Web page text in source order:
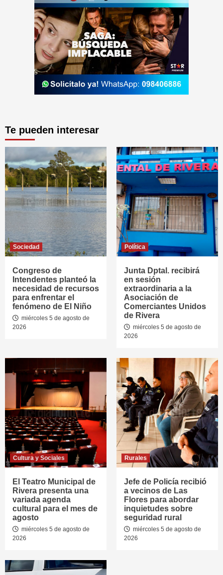
Te pueden interesar
Sociedad
Congreso de
Intendentes planteó la
necesidad de recursos
para enfrentar el
fenómeno de El Niño
miércoles 5 de agosto de
2026
Política
Junta Dptal. recibirá
en sesión
extraordinaria a la
Asociación de
Comerciantes Unidos
de Rivera
miércoles 5 de agosto de
2026
Cultura y Sociales
El Teatro Municipal de
Rivera presenta una
variada agenda
cultural para el mes de
agosto
miércoles 5 de agosto de
2026
Rurales
Jefe de Policía recibió
a vecinos de Las
Flores para abordar
inquietudes sobre
seguridad rural
miércoles 5 de agosto de
2026